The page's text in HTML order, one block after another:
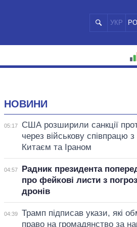
УКР
НОВИНИ
05:17
США розширили санкції
через військову співпрацю
Китаєм та Іраном
04:57
Радник президента
про фейкові листи з
дронів
04:39
Трамп підписав укази, які
право на громадянство за